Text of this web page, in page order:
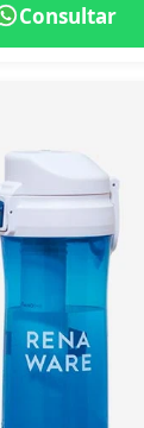
Consultar